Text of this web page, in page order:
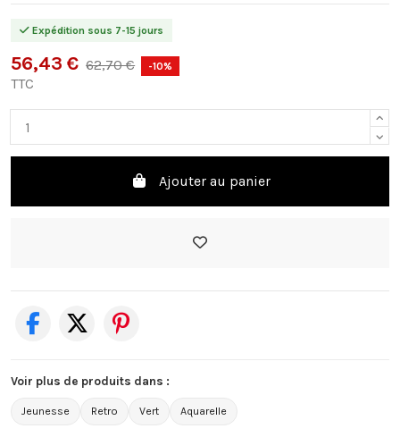
Expédition sous 7-15 jours
56,43 € 62,70 € -10%
TTC
Ajouter au panier
Voir plus de produits dans :
Jeunesse Retro Vert Aquarelle